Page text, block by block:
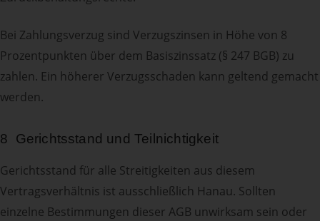
Bei Zahlungsverzug sind Verzugszinsen in Höhe von 8
Prozentpunkten über dem Basiszinssatz (§ 247 BGB) zu
zahlen. Ein höherer Verzugsschaden kann geltend gemacht
werden.
8 Gerichtsstand und Teilnichtigkeit
Gerichtsstand für alle Streitigkeiten aus diesem
Vertragsverhältnis ist ausschließlich Hanau. Sollten
einzelne Bestimmungen dieser AGB unwirksam sein oder